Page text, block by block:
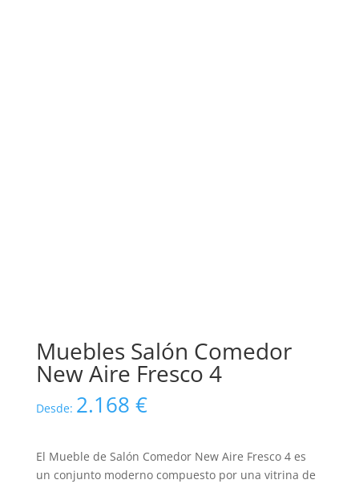
Muebles Salón Comedor
New Aire Fresco 4
Desde: 2.168 €
El Mueble de Salón Comedor New Aire Fresco 4 es
un conjunto moderno compuesto por una vitrina de